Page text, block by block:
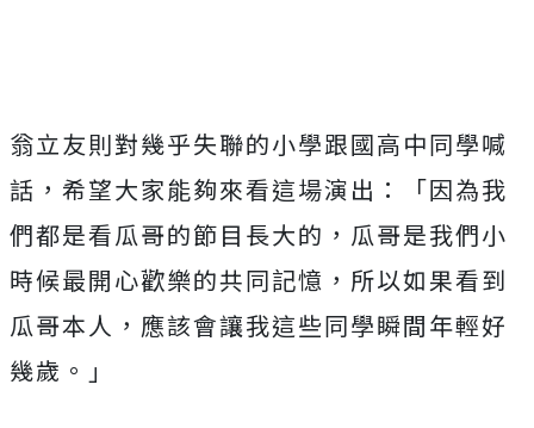
翁立友則對幾乎失聯的小學跟國高中同學喊
話，希望大家能夠來看這場演出：「因為我
們都是看瓜哥的節目長大的，瓜哥是我們小
時候最開心歡樂的共同記憶，所以如果看到
瓜哥本人，應該會讓我這些同學瞬間年輕好
幾歲。」